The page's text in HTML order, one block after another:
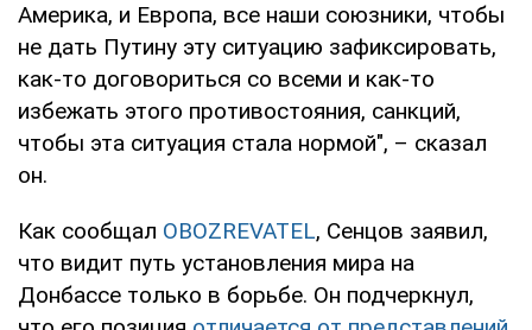
Америка, и Европа, все наши союзники, чтобы
не дать Путину эту ситуацию зафиксировать,
как-то договориться со всеми и как-то
избежать этого противостояния, санкций,
чтобы эта ситуация стала нормой", – сказал
он.
Как сообщал OBOZREVATEL, Сенцов заявил,
что видит путь установления мира на
Донбассе только в борьбе. Он подчеркнул,